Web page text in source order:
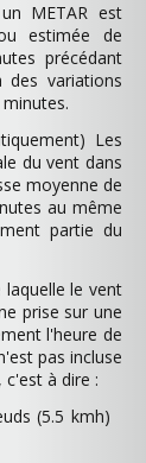
METAR est
estimée de
précédant
des variations
Les
du vent dans
moyenne de
au même
partie du
laquelle le vent
prise sur une
l'heure de
pas incluse
à dire :
(5.5 kmh)